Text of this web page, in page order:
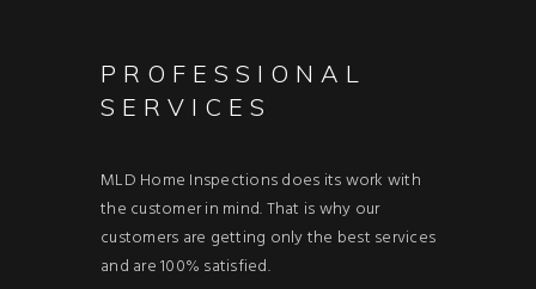
PROFESSIONAL
SERVICES
MLD Home Inspections does its work with
the customer in mind. That is why our
customers are getting only the best services
and are 100% satisfied.